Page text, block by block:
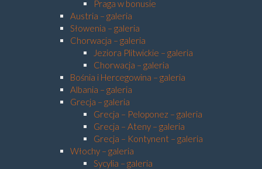
Praga w bonusie
Austria – galeria
Słowenia – galeria
Chorwacja – galeria
Jeziora Plitwickie – galeria
Chorwacja – galeria
Bośnia i Hercegowina – galeria
Albania – galeria
Grecja – galeria
Grecja – Peloponez – galeria
Grecja – Ateny – galeria
Grecja – Kontynent – galeria
Włochy – galeria
Sycylia – galeria